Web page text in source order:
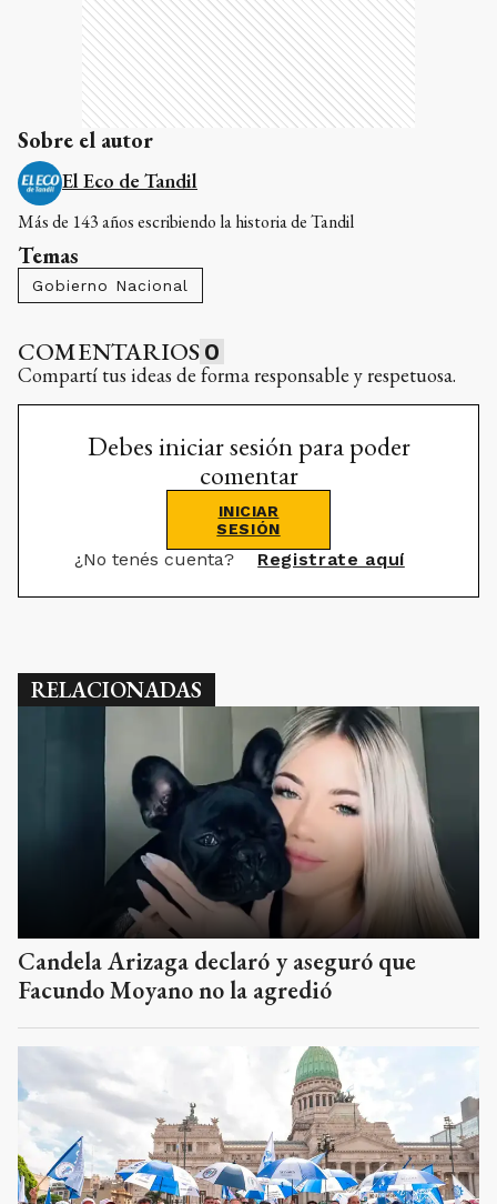
Sobre el autor
El Eco de Tandil
Más de 143 años escribiendo la historia de Tandil
Temas
Gobierno Nacional
COMENTARIOS 0
Compartí tus ideas de forma responsable y respetuosa.
Debes iniciar sesión para poder
comentar
INICIAR
SESIÓN
¿No tenés cuenta? Registrate aquí
RELACIONADAS
Candela Arizaga declaró y aseguró que
Facundo Moyano no la agredió